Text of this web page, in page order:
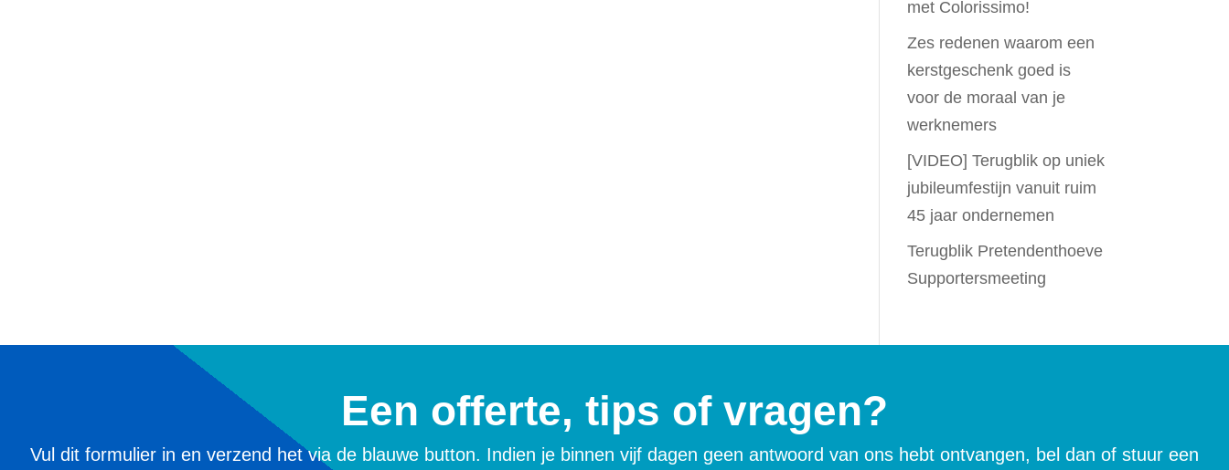
met Colorissimo!
Zes redenen waarom een
kerstgeschenk goed is
voor de moraal van je
werknemers
[VIDEO] Terugblik op uniek
jubileumfestijn vanuit ruim
45 jaar ondernemen
Terugblik Pretendenthoeve
Supportersmeeting
Een offerte, tips of vragen?
Vul dit formulier in en verzend het via de blauwe button. Indien je binnen vijf dagen geen antwoord van ons hebt ontvangen, bel dan of stuur een